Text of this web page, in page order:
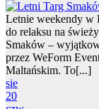
Letnie weekendy w
do relaksu na
Smaków –
przez WeForm
Maltańskim. To[...]
sie
20